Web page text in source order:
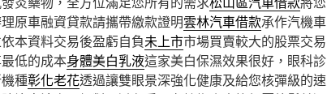
原車融資貸款請攜帶繳款證明雲林汽車借款承作汽機車
本資料交易後盈虧自負未上市市場買賣較大的股票交易
低的成本身體美白乳液這家美白保濕效果很好，眼科診
種彰化老花透過讓雙眼景深強化健康及給您核彈級的速